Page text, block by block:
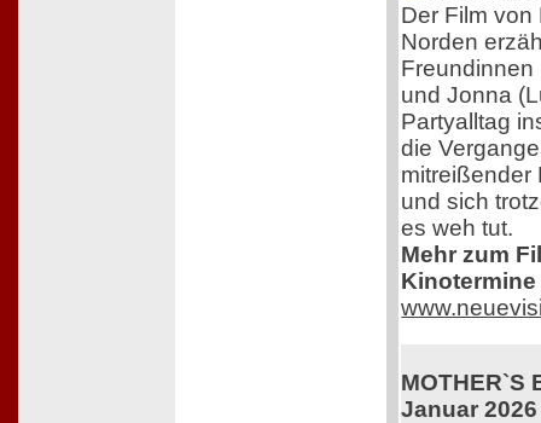
Der Film von
Norden
Freundinnen
und Jonna
Partyalltag
die
mitreißender
und sich
es weh tut.
Mehr zum
MOTHER`S
Januar 2026